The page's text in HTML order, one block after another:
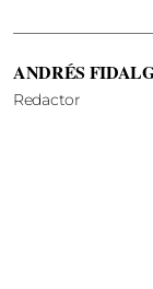
ANDRÉS
Redactor